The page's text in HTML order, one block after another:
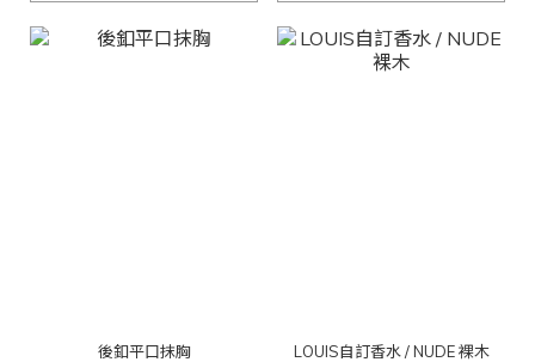
後釦平口抹胸 LOUIS自訂香水 / NUDE 裸木